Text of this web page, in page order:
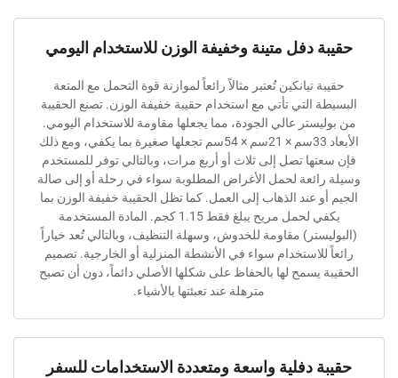
دفل متينة وخفيفة الوزن للاستخدام اليومي
تيانكين تُعتبر مثالاً رائعاً لموازنة قوة التحمل مع المتعة
التي تأتي مع استخدام حقيبة خفيفة الوزن. تصنع الحقيبة
عالي الجودة، مما يجعلها مقاومة للاستخدام اليومي.
الأبعاد 33سم × 21سم × 54سم تجعلها صغيرة بما يكفي، ومع ذلك
تصل إلى ثلاث أو أربع مرات، وبالتالي توفر للمستخدم
لحمل الأغراض المطلوبة سواء في رحلة أو إلى صالة
عند الذهاب إلى العمل. كما تظل الحقيبة خفيفة الوزن بما
يكفي لحمل مريح يبلغ فقط 1.15 كجم. المادة المستخدمة
مقاومة للخدوش، وسهلة التنظيف، وبالتالي تُعد خياراً
للاستخدام سواء في الأنشطة المنزلية أو الخارجية. تصميم
يسمح لها بالحفاظ على شكلها الأصلي دائماً، دون أن تصبح
مترهلة عند تعبئتها بالأشياء.
دفلية واسعة ومتعددة الاستخدامات للسفر